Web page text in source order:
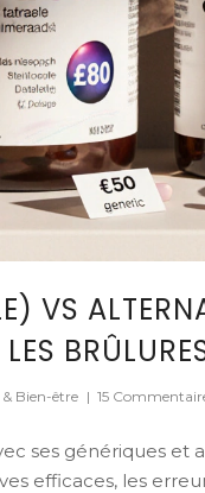
VS
& Bien-être | 15
ses génériques et
efficaces, les